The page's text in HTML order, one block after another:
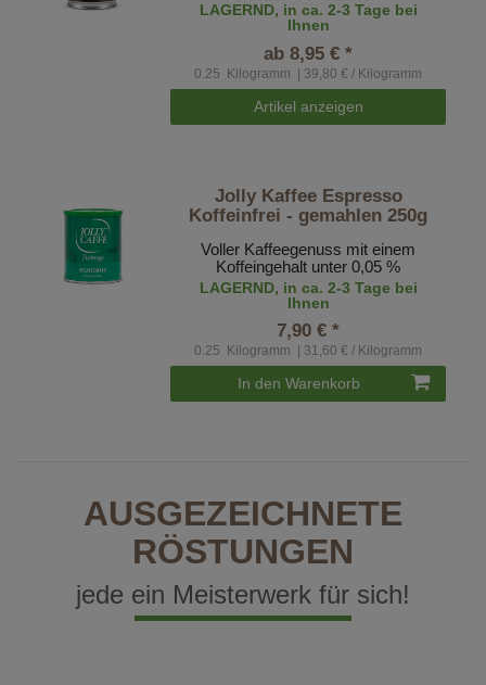
LAGERND, in ca. 2-3 Tage bei
Ihnen
ab 8,95 € *
0.25 Kilogramm | 39,80 € / Kilogramm
Artikel anzeigen
Jolly Kaffee Espresso
Koffeinfrei - gemahlen 250g
Voller Kaffeegenuss mit einem
Koffeingehalt unter 0,05 %
LAGERND, in ca. 2-3 Tage bei
Ihnen
7,90 € *
0.25 Kilogramm | 31,60 € / Kilogramm
In den Warenkorb
AUSGEZEICHNETE
RÖSTUNGEN
jede ein Meisterwerk für sich!